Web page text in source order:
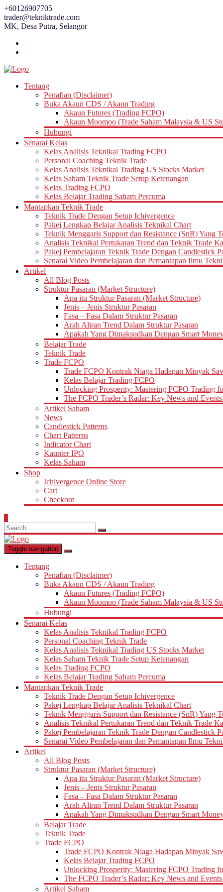
Skip
to
content
+60126907705
trader@tekniktrade.com
MK, Desa Putra, Selangor
Tentang
Penafian (Disclaimer)
Buka Akaun CDS / Akaun Trading
Akaun Futures (Trading FCPO)
Akaun Moomoo (Trade Saham Malaysia & US
Hubungi
Senarai Kelas
Kelas Analisis Teknikal Trading FCPO
Personal Coaching Teknik Trade
Kelas Analisis Teknikal Trading US Stocks Market
Kelas Saham Teknik Trade Setup Ketenangan
Kelas Trading FCPO
Kelas Belajar Trading Saham Percuma
Mantapkan Teknik Trade
Teknik Trade Dengan Setup Ichivergence
Pakej Lengkap Belajar Analisis Teknikal Chart
Teknik Menggaris Support dan Resistance (SnR) Yang
Analisis Teknikal Pertukaran Trend dan Teknik Trade
Pakej Pembelajaran Teknik Trade Dengan Candlestick
Senarai Video Pembelajaran dan Pemantapan Ilmu
Artikel
All Blog Posts
Struktur Pasaran (Market Structure)
Apa itu Struktur Pasaran (Market Structure)
Jenis – Jenis Struktur Pasaran
Fasa – Fasa Dalam Struktur Pasaran
Arah Aliran Trend Dalam Struktur Pasaran
Apakah Yang Dimaksudkan Dengan Smart
Belajar Trade
Teknik Trade
Trade FCPO
Trade FCPO Kontrak Niaga Hadapan Minyak
Kelas Belajar Trading FCPO
Unlocking Prosperity: Mastering FCPO Trading
The FCPO Trader’s Radar: Key News and
Artikel Saham
News
Candlestick Patterns
Chart Patterns
Indicator Chart
Kaunter IPO
Kelas Saham
Shop
Ichivergence Online Store
Cart
Checkout
Search
for:
Toggle navigation
Tentang
Penafian (Disclaimer)
Buka Akaun CDS / Akaun Trading
Akaun Futures (Trading FCPO)
Akaun Moomoo (Trade Saham Malaysia & US
Hubungi
Senarai Kelas
Kelas Analisis Teknikal Trading FCPO
Personal Coaching Teknik Trade
Kelas Analisis Teknikal Trading US Stocks Market
Kelas Saham Teknik Trade Setup Ketenangan
Kelas Trading FCPO
Kelas Belajar Trading Saham Percuma
Mantapkan Teknik Trade
Teknik Trade Dengan Setup Ichivergence
Pakej Lengkap Belajar Analisis Teknikal Chart
Teknik Menggaris Support dan Resistance (SnR) Yang
Analisis Teknikal Pertukaran Trend dan Teknik Trade
Pakej Pembelajaran Teknik Trade Dengan Candlestick
Senarai Video Pembelajaran dan Pemantapan Ilmu
Artikel
All Blog Posts
Struktur Pasaran (Market Structure)
Apa itu Struktur Pasaran (Market Structure)
Jenis – Jenis Struktur Pasaran
Fasa – Fasa Dalam Struktur Pasaran
Arah Aliran Trend Dalam Struktur Pasaran
Apakah Yang Dimaksudkan Dengan Smart
Belajar Trade
Teknik Trade
Trade FCPO
Trade FCPO Kontrak Niaga Hadapan Minyak
Kelas Belajar Trading FCPO
Unlocking Prosperity: Mastering FCPO Trading
The FCPO Trader’s Radar: Key News and
Artikel Saham